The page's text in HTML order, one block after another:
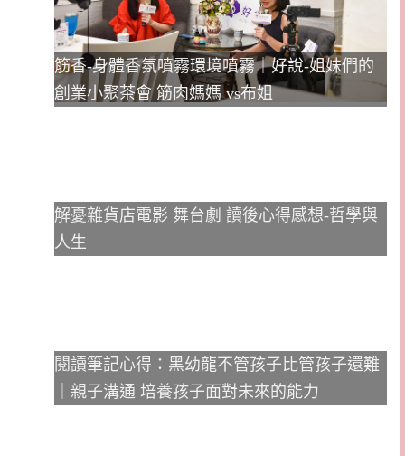
筋香-身體香氛噴霧環境噴霧｜好說-姐妹們的
創業小聚茶會 筋肉媽媽 vs布姐
解憂雜貨店電影 舞台劇 讀後心得感想-哲學與
人生
閱讀筆記心得：黑幼龍不管孩子比管孩子還難
｜親子溝通 培養孩子面對未來的能力